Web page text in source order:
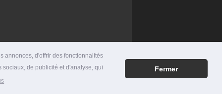
annonces, d'offrir des fonctionnalités
de publicité et d'analyse, qui
Fermer